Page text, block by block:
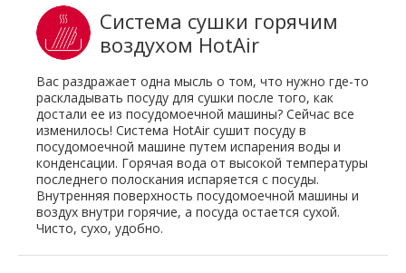
Система сушки горячим
воздухом HotAir
Вас раздражает одна мысль о том, что нужно где-то
раскладывать посуду для сушки после того, как
достали ее из посудомоечной машины? Сейчас все
изменилось! Система HotAir сушит посуду в
посудомоечной машине путем испарения воды и
конденсации. Горячая вода от высокой температуры
последнего полоскания испаряется с посуды.
Внутренняя поверхность посудомоечной машины и
воздух внутри горячие, а посуда остается сухой.
Чисто, сухо, удобно.